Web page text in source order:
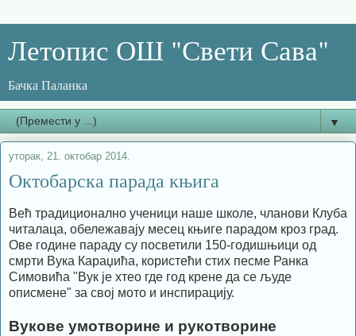
Летопис ОШ "Свети Сава"
Бачка Паланка
▼
уторак, 21. октобар 2014.
Октобарска парада књига
Већ традиционално ученици наше школе, чланови Клуба
читалаца, обележавају месец књиге парадом кроз град.
Ове године параду су посветили 150-годишњици од
смрти Вука Караџића, користећи стих песме Ранка
Симовића "Вук је хтео где год крене да се људе
описмене" за свој мото и инспирацију.
Вукове умотворине и рукотворине